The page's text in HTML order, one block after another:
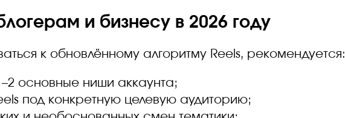
и бизнесу в 2026 году
к обновлённому алгоритму Reels, рекомендуется:
основные ниши аккаунта;
под конкретную целевую аудиторию;